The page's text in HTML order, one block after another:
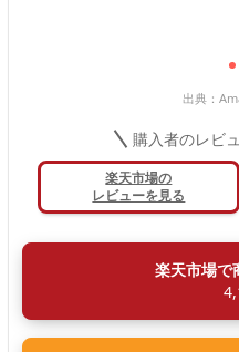
出典：
購入者のレビ
楽天市場の
レビューを見る
楽天市場で